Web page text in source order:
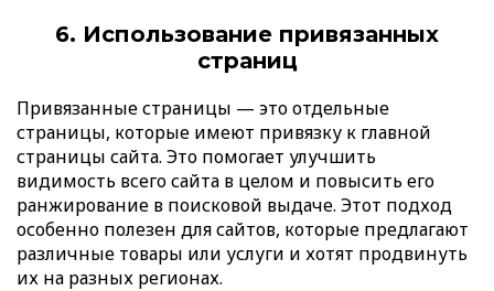
6. Использование привязанных
страниц
Привязанные страницы — это отдельные
страницы, которые имеют привязку к главной
страницы сайта. Это помогает улучшить
видимость всего сайта в целом и повысить его
ранжирование в поисковой выдаче. Этот подход
особенно полезен для сайтов, которые предлагают
различные товары или услуги и хотят продвинуть
их на разных регионах.